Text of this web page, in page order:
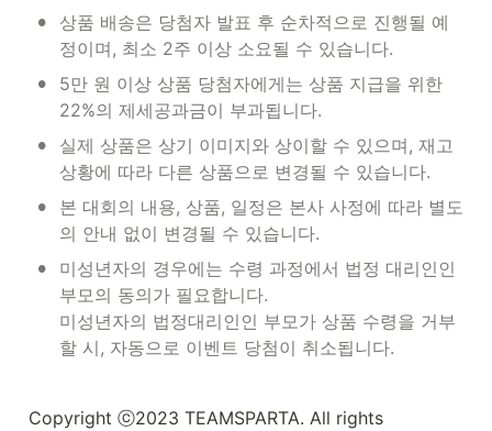
•
상품 배송은 당첨자 발표 후 순차적으로 진행될 예
정이며, 최소 2주 이상 소요될 수 있습니다.
•
5만 원 이상 상품 당첨자에게는 상품 지급을 위한
22%의 제세공과금이 부과됩니다.
•
실제 상품은 상기 이미지와 상이할 수 있으며, 재고
상황에 따라 다른 상품으로 변경될 수 있습니다.
•
본 대회의 내용, 상품, 일정은 본사 사정에 따라 별도
의 안내 없이 변경될 수 있습니다.
•
미성년자의 경우에는 수령 과정에서 법정 대리인인
부모의 동의가 필요합니다.
미성년자의 법정대리인인 부모가 상품 수령을 거부
할 시, 자동으로 이벤트 당첨이 취소됩니다.
Copyright ⓒ2023 TEAMSPARTA. All rights